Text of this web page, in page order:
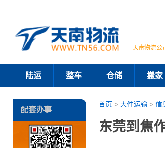
天南物流公
陆运 整车 仓储 搬家
首页 > 大件运输> 信
东莞到焦
配套办事